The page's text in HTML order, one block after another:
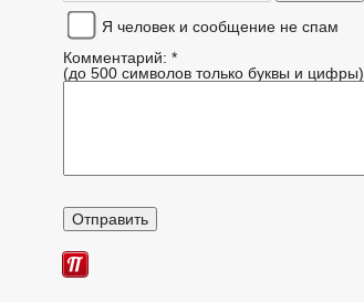
Я человек и сообщение не спам
Комментарий: *
(до 500 символов только буквы и цифры)